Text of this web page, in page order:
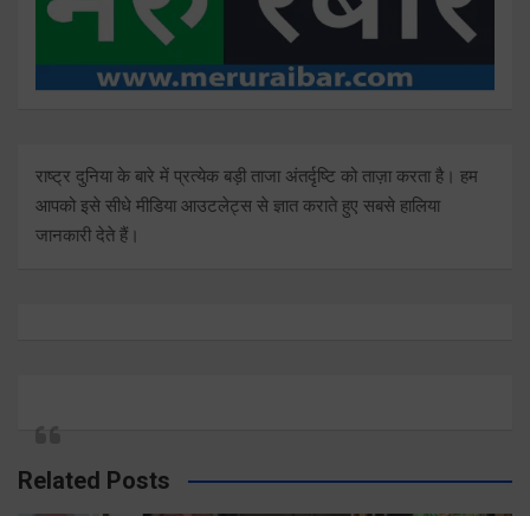
राष्ट्र दुनिया के बारे में प्रत्येक बड़ी ताजा अंतर्दृष्टि को ताज़ा करता है। हम
आपको इसे सीधे मीडिया आउटलेट्स से ज्ञात कराते हुए सबसे हालिया
जानकारी देते हैं।
Related Posts